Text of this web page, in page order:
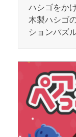
ハシゴをか
木製ハシゴ
ションパズ